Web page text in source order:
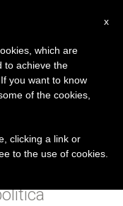
x
which are
to achieve the
you want to know
of the cookies,
clicking a link or
to the use of cookies.